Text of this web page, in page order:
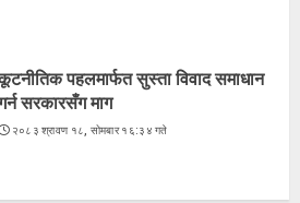
पहलमार्फत सुस्ता विवाद समाधान
सरकारसँग माग
२०८३ श्रावण १८, सोमबार १६:३४ गते